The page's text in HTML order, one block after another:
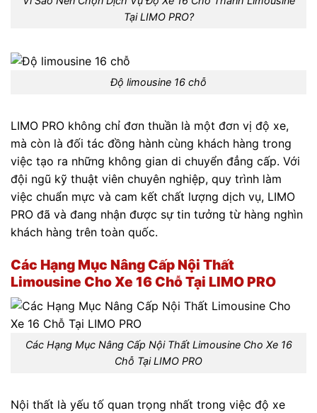
Tại LIMO PRO?
Độ limousine 16 chỗ
LIMO PRO không chỉ đơn thuần là một đơn vị độ xe,
mà còn là đối tác đồng hành cùng khách hàng trong
việc tạo ra những không gian di chuyển đẳng cấp. Với
đội ngũ kỹ thuật viên chuyên nghiệp, quy trình làm
việc chuẩn mực và cam kết chất lượng dịch vụ, LIMO
PRO đã và đang nhận được sự tin tưởng từ hàng nghìn
khách hàng trên toàn quốc.
Các Hạng Mục Nâng Cấp Nội Thất
Limousine Cho Xe 16 Chỗ Tại LIMO PRO
Các Hạng Mục Nâng Cấp Nội Thất Limousine Cho Xe 16
Chỗ Tại LIMO PRO
Nội thất là yếu tố quan trọng nhất trong việc độ xe